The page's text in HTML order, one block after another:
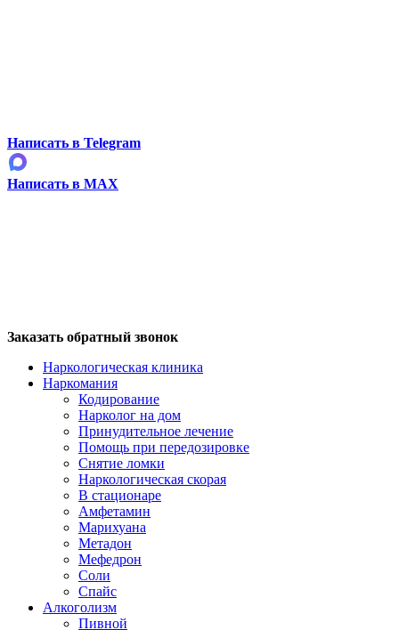
Написать в Telegram
Написать в MAX
Заказать обратный звонок
Наркологическая клиника
Наркомания
Кодирование
Нарколог на дом
Принудительное лечение
Помощь при передозировке
Снятие ломки
Наркологическая скорая
В стационаре
Амфетамин
Марихуана
Метадон
Мефедрон
Соли
Спайс
Алкоголизм
Пивной